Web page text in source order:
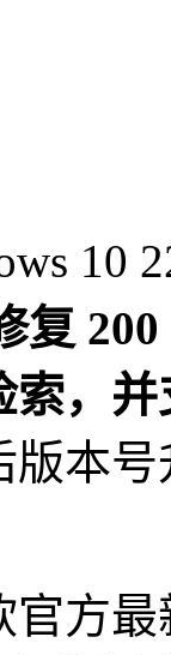
10
复
索，
版本号
最